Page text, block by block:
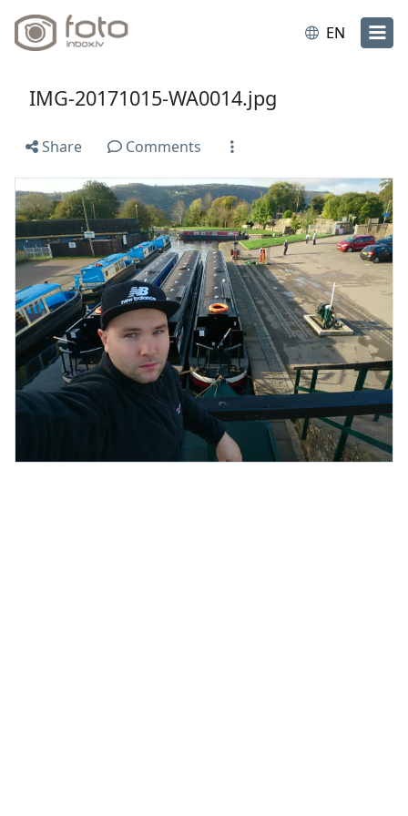
EN
IMG-20171015-WA0014.jpg
Share Comments